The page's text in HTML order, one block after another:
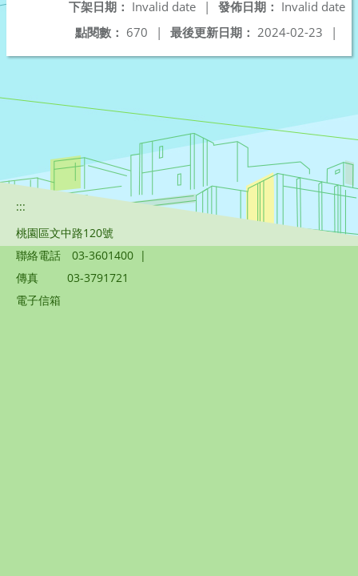
發佈日期： Invalid date
下架日期： Invalid date
|
最後更新日期： 2024-02-23 |
點閱數： 670 |
:::
桃園區文中路120號
聯絡電話
03-3601400 |
傳真
03-3791721
電子信箱